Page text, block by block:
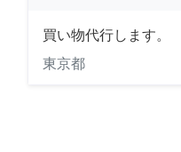
買い物代行します。
東京都